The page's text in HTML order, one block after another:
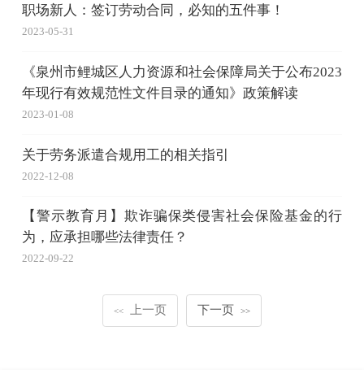
职场新人：签订劳动合同，必知的五件事！
2023-05-31
《泉州市鲤城区人力资源和社会保障局关于公布2023
年现行有效规范性文件目录的通知》政策解读
2023-01-08
关于劳务派遣合规用工的相关指引
2022-12-08
【警示教育月】欺诈骗保类侵害社会保险基金的行
为，应承担哪些法律责任？
2022-09-22
<< 上一页 下一页 >>